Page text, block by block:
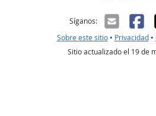
Síganos:
Sobre este sitio• Privacidad•
Sitio actualizado el 19 de